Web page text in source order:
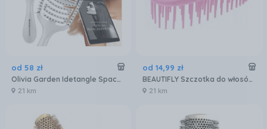
od 58 zł
Olivia Garden Idetangle Space Edition Szczotka Do Rozczesywania Włosów Moon
21 km
od 14,99 zł
BEAUTIFLY Szczotka do włosów Rose
21 km